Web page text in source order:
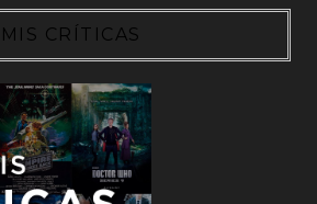
MIS CRÍTICAS